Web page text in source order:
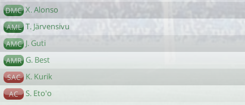
DMC X. Alonso
AML T. Järvensivu
AMC J. Guti
AMR G. Best
SAC K. Kurik
AC S. Eto'o